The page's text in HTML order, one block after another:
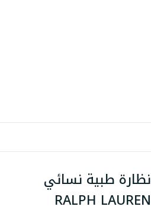
نظارة طبية نسائي
RALPH LAUREN